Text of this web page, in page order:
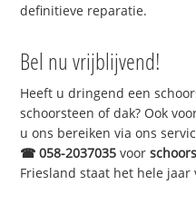
definitieve reparatie.
Bel nu vrijblijvend!
Heeft u dringend een
schoorsteen of dak? Ook
u ons bereiken via ons
☎058-2037035 voor
Friesland staat het hele jaar